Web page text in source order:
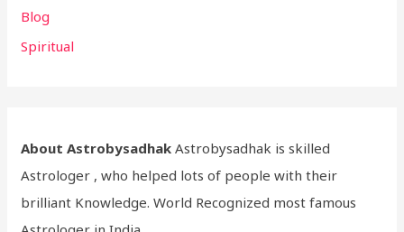
Blog
Spiritual
About Astrobysadhak Astrobysadhak is skilled
Astrologer , who helped lots of people with their
brilliant Knowledge. World Recognized most famous